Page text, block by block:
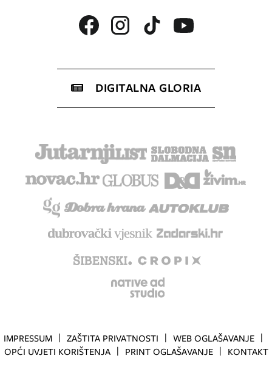
DIGITALNA GLORIA
IMPRESSUM ZAŠTITA PRIVATNOSTI
WEB OGLAŠAVANJE
OPĆI UVJETI KORIŠTENJA
PRINT OGLAŠAVANJE KONTAKT